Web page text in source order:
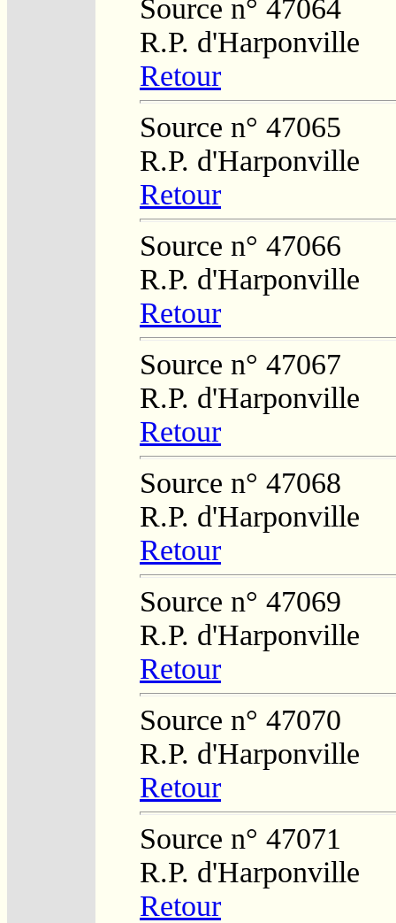
Source n° 47064
R.P. d'Harponville
Retour
Source n° 47065
R.P. d'Harponville
Retour
Source n° 47066
R.P. d'Harponville
Retour
Source n° 47067
R.P. d'Harponville
Retour
Source n° 47068
R.P. d'Harponville
Retour
Source n° 47069
R.P. d'Harponville
Retour
Source n° 47070
R.P. d'Harponville
Retour
Source n° 47071
R.P. d'Harponville
Retour